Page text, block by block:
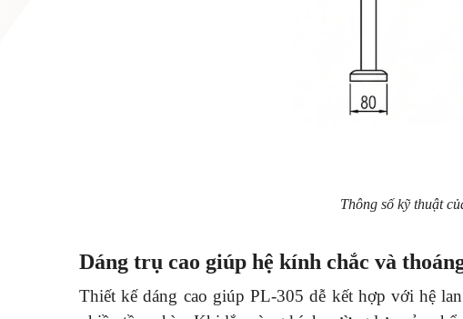
Thông số kỹ thuật
Dáng trụ cao giúp hệ kính chắc và
Thiết kế dáng cao giúp PL-305 dễ kết hợp với hệ